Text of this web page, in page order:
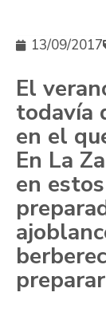
13/09/2017
El
todavía
en el
En La
en